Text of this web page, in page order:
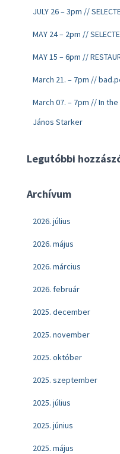
JULY 26 – 3pm //
MAY 24 – 2pm //
MAY 15 – 6pm //
March 21. – 7pm //
March 07. – 7pm // In
János Starker
Legutóbbi
Archívum
2026. július
2026. május
2026. március
2026. február
2025. december
2025. november
2025. október
2025. szeptember
2025. július
2025. június
2025. május